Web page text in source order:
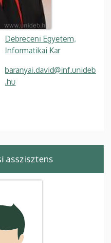
Debreceni Egyetem,
Informatikai Kar
baranyai.david@inf.unideb
.hu
asszisztens